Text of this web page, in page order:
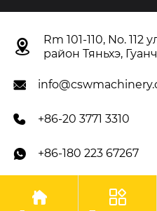

Rm 101-110, No.
район Тяньхэ,

 +86-20 3771 3310
 +86-180 223 67267
Авторское право©OOO
 